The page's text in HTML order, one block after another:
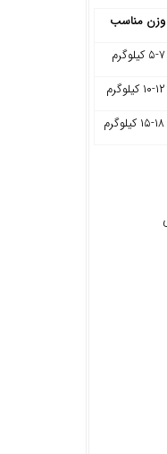
وزن مناسب
۵-۷ کیلوگرم
۱۰-۱۲ کیلوگرم
۱۵-۱۸ کیلوگرم